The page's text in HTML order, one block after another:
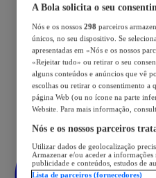
A Bola solicita o seu
Nós e os nossos 298 parceiros
únicos, no seu dispositivo. Se
apresentadas em «Nós e os nossos
«Rejeitar tudo» ou retirar o seu
alguns conteúdos e anúncios que vê
escolhas ou retirar o consentimento
página Web (ou no ícone na parte
Website. Para mais informação,
Nós e os nossos parceiros
Utilizar dados de geolocalização
Armazenar e/ou aceder a
publicidade e conteúdos, estudos de
Lista de parceiros (fornecedores)